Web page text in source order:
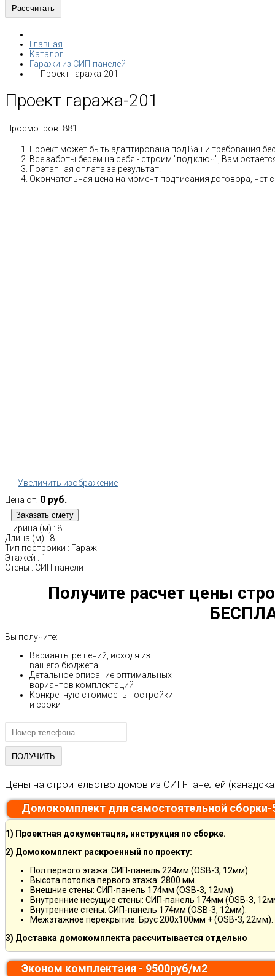
Главная
Каталог
Гаражи из СИП-панелей
Проект гаража-201
Проект гаража-201
Просмотров: 881
Проект может быть адаптирована под Ваши требования
Все заботы берем на себя - строим "под ключ", Вам
Поэтапная оплата за результат.
Окончательная цена на момент подписания договора, нет
Увеличить изображение
Цена от: 0 руб.
Ширина (м) : 8
Длина (м) : 8
Тип постройки : Гараж
Этажей : 1
Стены : СИП-панели
Получите расчет цены
Вы получите:
Варианты решений, исходя из
вашего бюджета
Детальное описание оптимальных
вариантов комплектаций
Конкретную стоимость постройки
и сроки
Цены на строительство домов из СИП-панелей
Домокомплект для самостоятельной
1) Проектная документация, инструкция по сборке.
2) Домокомплект раскроенный по проекту:
Пол первого этажа: СИП-панель 224мм (OSB-3, 12мм).
Высота потолка первого этажа: 2800 мм.
Внешние стены: СИП-панель 174мм (OSB-3, 12мм).
Внутренние несущие стены: СИП-панель 174мм (OSB-3,
Внутренние стены: СИП-панель 174мм (OSB-3, 12мм).
Межэтажное перекрытие: Брус 200х100мм + (OSB-3, 22мм).
3) Доставка домокомплекта рассчитывается отдельно
Эконом комплектаия - 9500руб/м2